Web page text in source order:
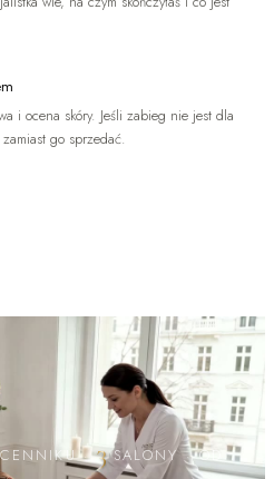
i ocena skóry. Jeśli zabieg nie jest dla
go sprzedać.
·3 SALONY·OD